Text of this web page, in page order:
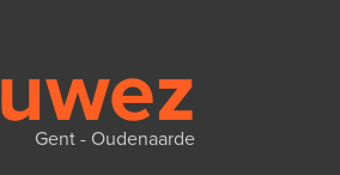
Gent - Oudenaarde